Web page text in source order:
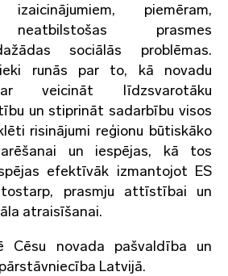
piemēram,
neatbilstošas prasmes
sociālās problēmas.
runās par to, kā novadu
veicināt līdzsvarotāku
un stiprināt sadarbību visos
risinājumi reģionu būtiskāko
un iespējas, kā tos
efektīvāk izmantojot ES
prasmju attīstībai un
atraisīšanai.
Cēsu novada pašvaldība un
Latvijā.